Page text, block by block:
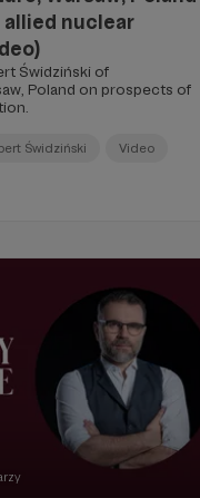
nuclear
Świdziński of
Poland on prospects of
Świdziński Video